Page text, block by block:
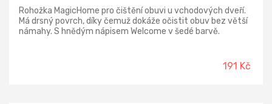
Rohožka MagicHome pro čištění obuvi u vchodových dveří.
Má drsný povrch, díky čemuž dokáže očistit obuv bez větší
námahy. S hnědým nápisem Welcome v šedé barvě.
191 Kč